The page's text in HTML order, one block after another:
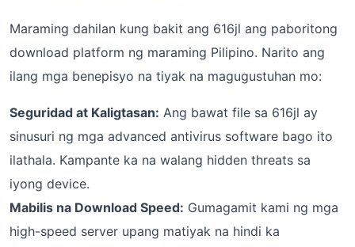
Maraming dahilan kung bakit ang 616jl ang paboritong
download platform ng maraming Pilipino. Narito ang
ilang mga benepisyo na tiyak na magugustuhan mo:
Seguridad at Kaligtasan: Ang bawat file sa 616jl ay
sinusuri ng mga advanced antivirus software bago ito
ilathala. Kampante ka na walang hidden threats sa
iyong device.
Mabilis na Download Speed: Gumagamit kami ng mga
high-speed server upang matiyak na hindi ka